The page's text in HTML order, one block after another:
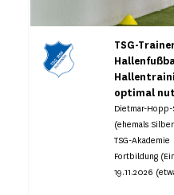
TSG-
optimal
Dietmar-Hopp-
(ehemals
TSG-Akademie
Fortbildung
19.11.2026